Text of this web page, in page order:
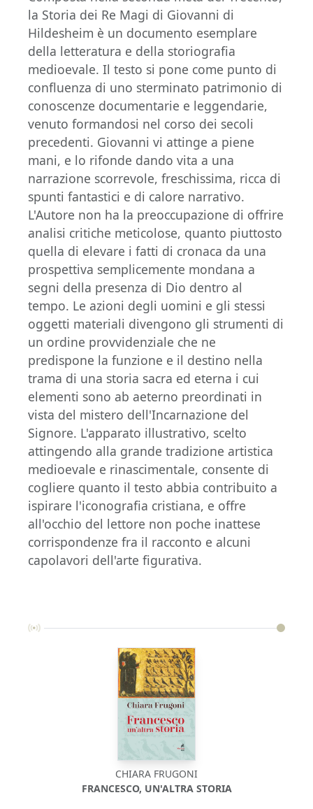
la Storia dei Re Magi di Giovanni di
Hildesheim è un documento esemplare
della letteratura e della storiografia
medioevale. Il testo si pone come punto di
confluenza di uno sterminato patrimonio di
conoscenze documentarie e leggendarie,
venuto formandosi nel corso dei secoli
precedenti. Giovanni vi attinge a piene
mani, e lo rifonde dando vita a una
narrazione scorrevole, freschissima, ricca di
spunti fantastici e di calore narrativo.
L'Autore non ha la preoccupazione di offrire
analisi critiche meticolose, quanto piuttosto
quella di elevare i fatti di cronaca da una
prospettiva semplicemente mondana a
segni della presenza di Dio dentro al
tempo. Le azioni degli uomini e gli stessi
oggetti materiali divengono gli strumenti di
un ordine provvidenziale che ne
predispone la funzione e il destino nella
trama di una storia sacra ed eterna i cui
elementi sono ab aeterno preordinati in
vista del mistero dell'Incarnazione del
Signore. L'apparato illustrativo, scelto
attingendo alla grande tradizione artistica
medioevale e rinascimentale, consente di
cogliere quanto il testo abbia contribuito a
ispirare l'iconografia cristiana, e offre
all'occhio del lettore non poche inattese
corrispondenze fra il racconto e alcuni
capolavori dell'arte figurativa.
CHIARA FRUGONI
FRANCESCO, UN'ALTRA STORIA